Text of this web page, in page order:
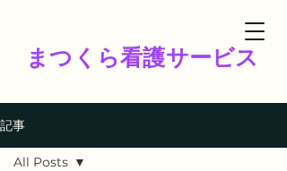
まつくら看護サービス
記事
All Posts